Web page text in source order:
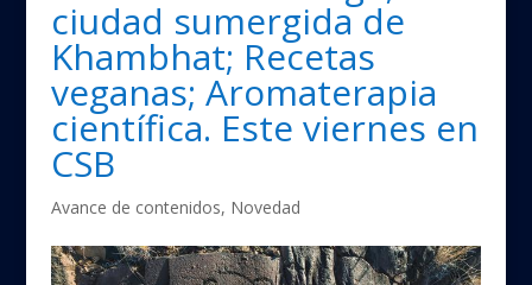
ciudad sumergida de
Khambhat; Recetas
veganas; Aromaterapia
científica. Este viernes en
CSB
Avance de contenidos, Novedad